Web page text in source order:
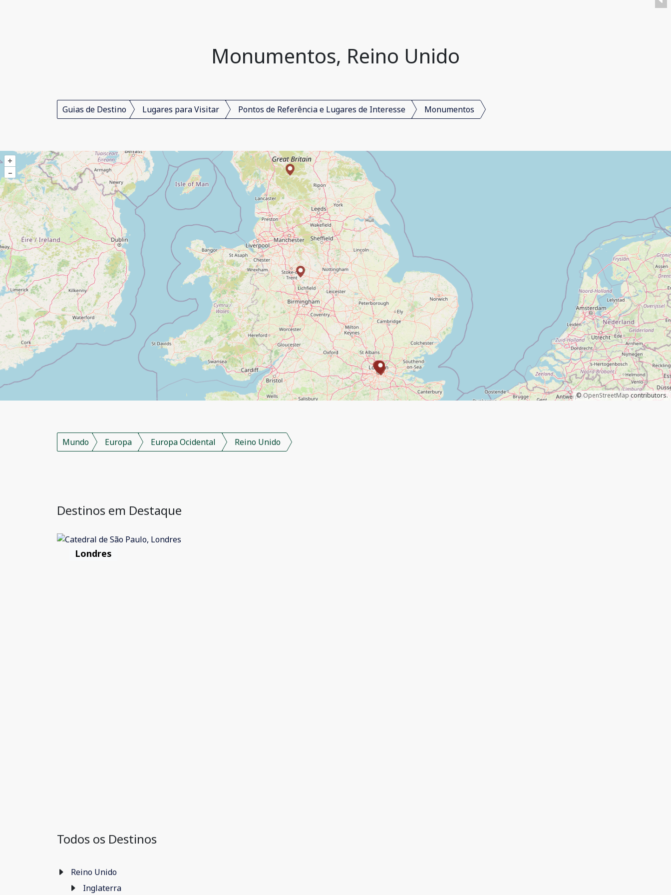
Monumentos, Reino Unido
Guias de Destino Lugares para Visitar Pontos de Referência e Lugares de Interesse Monumentos
+
–
©OpenStreetMap contributors.
Mundo Europa Europa Ocidental Reino Unido
Destinos em Destaque
Londres
Todos os Destinos
Reino Unido
Inglaterra